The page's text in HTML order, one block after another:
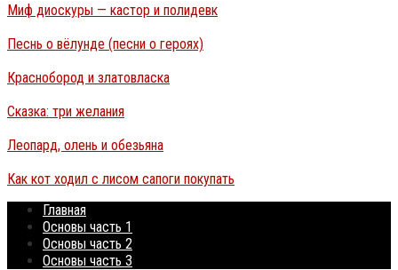
Миф диоскуры — кастор и полидевк
Песнь о вёлунде (песни о героях)
Краснобород и златовласка
Сказка: три желания
Леопард, олень и обезьяна
Как кот ходил с лисом сапоги покупать
Главная
Основы часть 1
Основы часть 2
Основы часть 3